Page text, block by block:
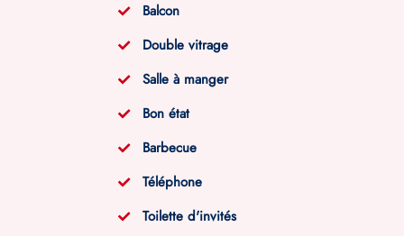
Balcon
Double vitrage
Salle à manger
Bon état
Barbecue
Téléphone
Toilette d'invités